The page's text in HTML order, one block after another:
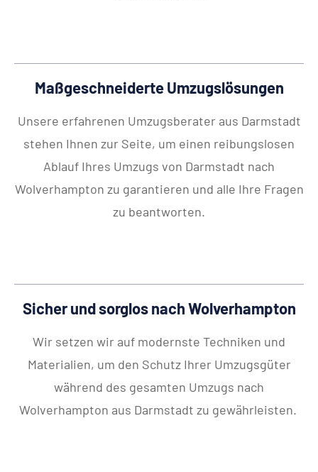
Maßgeschneiderte Umzugslösungen
Unsere erfahrenen Umzugsberater aus Darmstadt
stehen Ihnen zur Seite, um einen reibungslosen
Ablauf Ihres Umzugs von Darmstadt nach
Wolverhampton zu garantieren und alle Ihre Fragen
zu beantworten.
Sicher und sorglos nach Wolverhampton
Wir setzen wir auf modernste Techniken und
Materialien, um den Schutz Ihrer Umzugsgüter
während des gesamten Umzugs nach
Wolverhampton aus Darmstadt zu gewährleisten.